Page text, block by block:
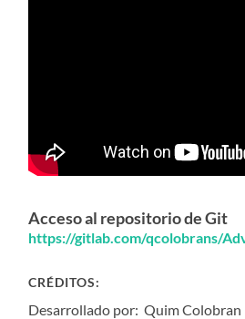
Acceso al repositorio de Git
https://gitlab.com/qcolobrans/
CRÉDITOS:
Desarrollado por: Quim Colobran